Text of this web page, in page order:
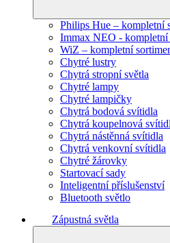
Philips Hue – kompletní
Immax NEO - kompletní
WiZ – kompletní
Chytré lustry
Chytrá stropní světla
Chytré lampy
Chytré lampičky
Chytrá bodová svítidla
Chytrá koupelnová
Chytrá nástěnná svítidla
Chytrá venkovní svítidla
Chytré žárovky
Startovací sady
Inteligentní příslušenství
Bluetooth světlo
Zápustná světla